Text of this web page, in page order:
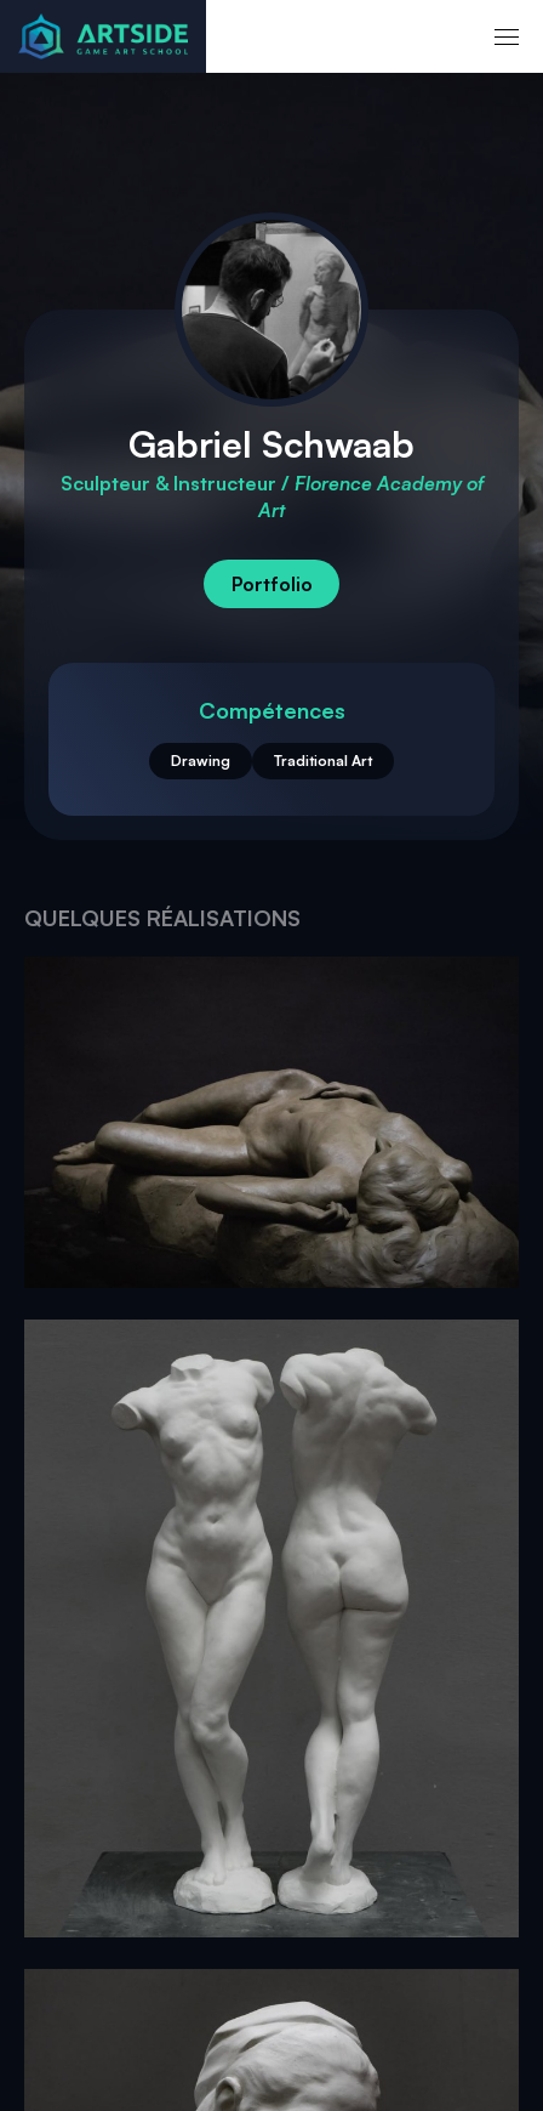
Accueil Mentors Gabriel Schwaab
Gabriel Schwaab
Sculpteur & Instructeur / Florence Academy of
Art
Portfolio
Compétences
Drawing Traditional Art
QUELQUES RÉALISATIONS